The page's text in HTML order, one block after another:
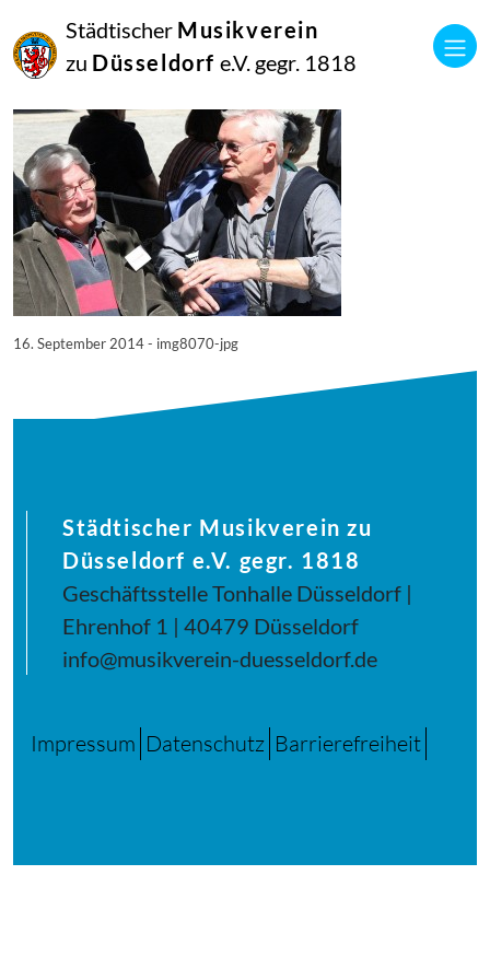
Städtischer Musikverein
zu Düsseldorf e.V. gegr. 1818
September
2014
Manfred Hill
16. September 2014 - img8070-jpg
Städtischer Musikverein zu
Düsseldorf e.V. gegr. 1818
Geschäftsstelle Tonhalle Düsseldorf |
Ehrenhof 1 | 40479 Düsseldorf
info@musikverein-duesseldorf.de
Impressum Datenschutz Barrierefreiheit